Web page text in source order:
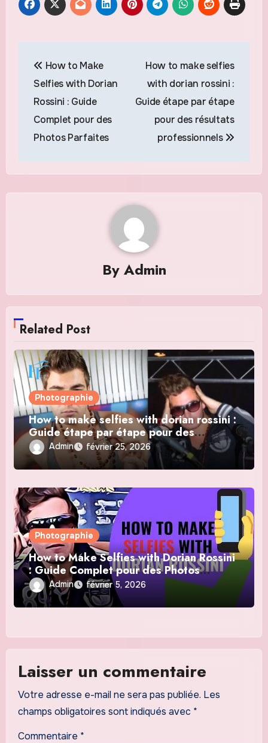
de
l’article
How to Make
Selfies with Dorian
Rossini : Guide
Complet pour des
Photos Parfaites
How to make selfies
with dorian rossini :
Guide étape par étape
pour des résultats
professionnels
By Admin
Related Post
Photographie
How to make selfies with dorian rossini :
Guide étape par étape pour des
résultats professionnels
Admin février 25, 2026
Photographie
How to Make Selfies with Dorian Rossini
: Guide Complet pour des Photos
Parfaites
Admin février 5, 2026
Laisser un commentaire
Votre adresse e-mail ne sera pas publiée. Les
champs obligatoires sont indiqués avec *
Commentaire *